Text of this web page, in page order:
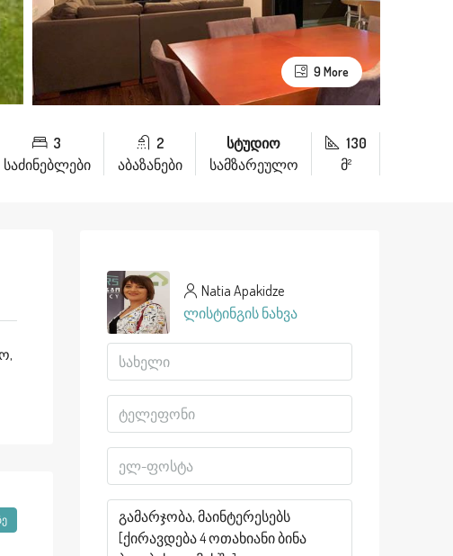
9 More
3
საძინებლები
2
აბაზანები
სტუდიო
სამზარეულო
130
მ²
Natia Apakidze
ლისტინგის ნახვა